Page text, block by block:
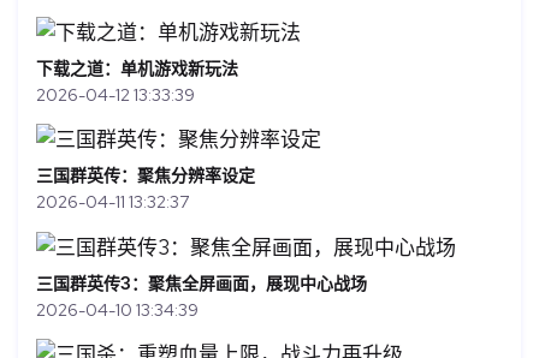
下载之道：单机游戏新玩法
2026-04-12 13:33:39
三国群英传：聚焦分辨率设定
2026-04-11 13:32:37
三国群英传3：聚焦全屏画面，展现中心战场
2026-04-10 13:34:39